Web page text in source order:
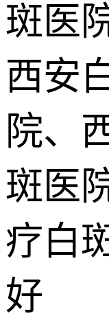
斑医
西安
院、
斑医
疗白
好